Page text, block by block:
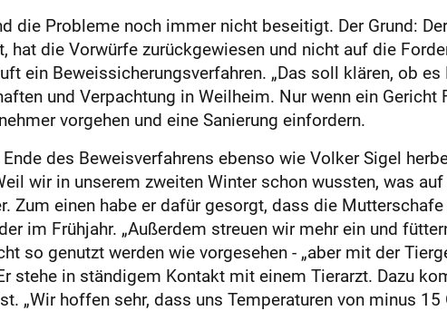
die Probleme noch immer nicht beseitigt. Der Grund:
hat die Vorwürfe zurückgewiesen und nicht auf die
ein Beweissicherungsverfahren. „Das soll klären, ob
und Verpachtung in Weilheim. Nur wenn ein Gericht
vorgehen und eine Sanierung einfordern.
des Beweisverfahrens ebenso wie Volker Sigel
wir in unserem zweiten Winter schon wussten, was
Zum einen habe er dafür gesorgt, dass die
im Frühjahr. „Außerdem streuen wir mehr ein und
so genutzt werden wie vorgesehen - „aber mit der
stehe in ständigem Kontakt mit einem Tierarzt. Dazu
„Wir hoffen sehr, dass uns Temperaturen von minus 15